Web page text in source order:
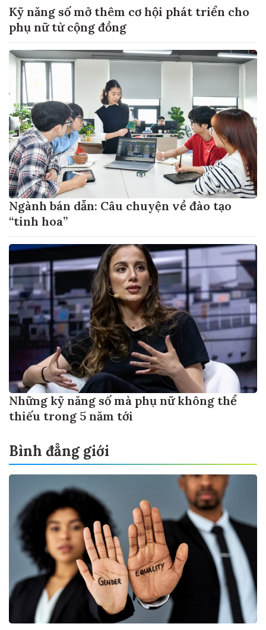
Kỹ năng số mở thêm cơ hội phát triển cho
phụ nữ từ cộng đồng
Ngành bán dẫn: Câu chuyện về đào tạo
“tinh hoa”
Những kỹ năng số mà phụ nữ không thể
thiếu trong 5 năm tới
Bình đẳng giới